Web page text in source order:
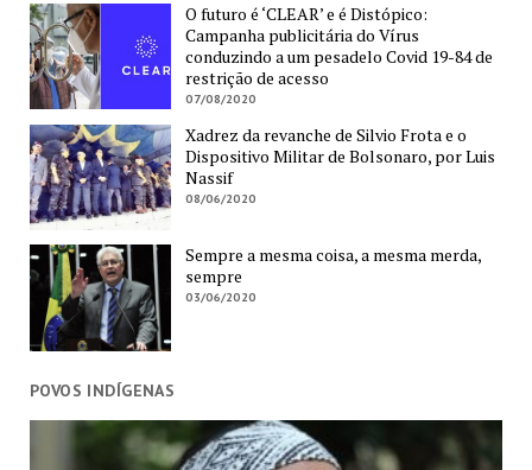
O futuro é ‘CLEAR’ e é Distópico:
Campanha publicitária do Vírus
conduzindo a um pesadelo Covid 19-84 de
restrição de acesso
07/08/2020
Xadrez da revanche de Silvio Frota e o
Dispositivo Militar de Bolsonaro, por Luis
Nassif
08/06/2020
Sempre a mesma coisa, a mesma merda,
sempre
03/06/2020
POVOS INDÍGENAS